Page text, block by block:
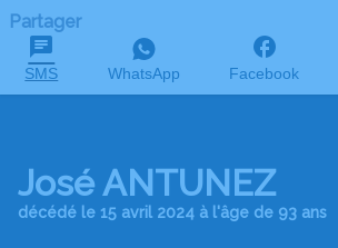
Partager
SMS WhatsApp Facebook
José ANTUNEZ
décédé le 15 avril 2024 à l'âge de 93 ans